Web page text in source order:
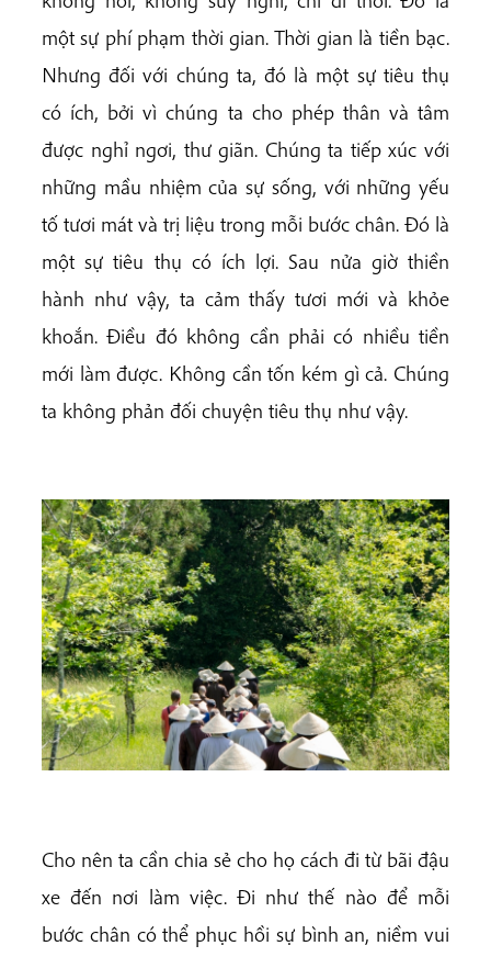
một sự phí phạm thời gian. Thời gian là tiền bạc.
Nhưng đối với chúng ta, đó là một sự tiêu thụ
có ích, bởi vì chúng ta cho phép thân và tâm
được nghỉ ngơi, thư giãn. Chúng ta tiếp xúc với
những mầu nhiệm của sự sống, với những yếu
tố tươi mát và trị liệu trong mỗi bước chân. Đó là
một sự tiêu thụ có ích lợi. Sau nửa giờ thiền
hành như vậy, ta cảm thấy tươi mới và khỏe
khoắn. Điều đó không cần phải có nhiều tiền
mới làm được. Không cần tốn kém gì cả. Chúng
ta không phản đối chuyện tiêu thụ như vậy.
Cho nên ta cần chia sẻ cho họ cách đi từ bãi đậu
xe đến nơi làm việc. Đi như thế nào để mỗi
bước chân có thể phục hồi sự bình an, niềm vui